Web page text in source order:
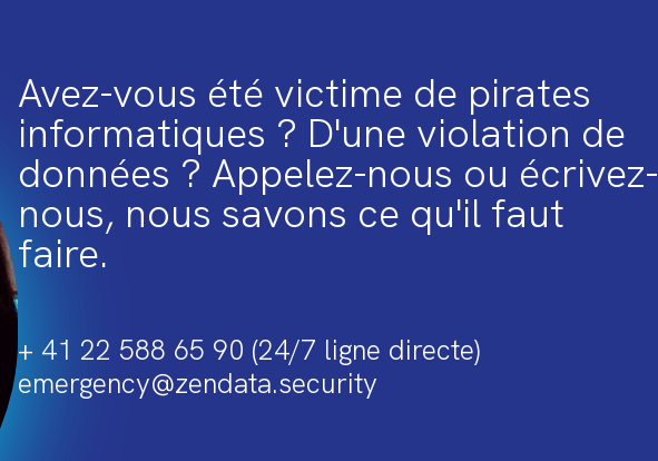
Avez-vous été victime de pirates
informatiques ? D'une violation de
données ? Appelez-nous ou écrivez-
nous, nous savons ce qu'il faut
faire.
+ 41 22 588 65 90 (24/7 ligne directe)
emergency@zendata.security